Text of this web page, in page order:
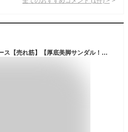
即納 ビーチサンダル レディース【売れ筋】【厚底美脚サンダル！ボヘミアの】長時間歩いても疲れにくいです！レディス 厚底 サンダル ビーサン 厚底 ウェッジソール レディース サンダル ビーチサンダル 黒 22.5cm〜25.0cm 再再再入荷済 送料無料